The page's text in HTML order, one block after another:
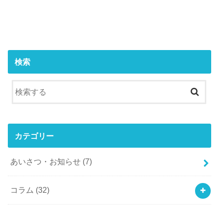
検索
カテゴリー
あいさつ・お知らせ (7)
コラム (32)